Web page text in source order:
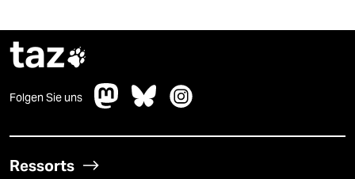
taz
Folgen Sie uns
Ressorts